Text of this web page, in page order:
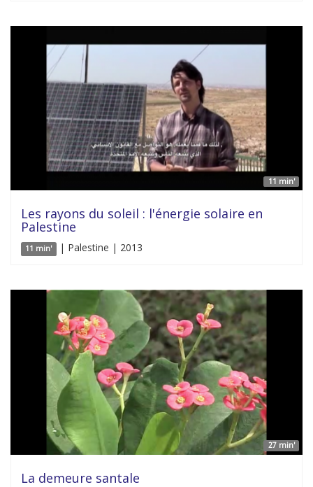
11 min'
Les rayons du soleil : l'énergie solaire en
Palestine
11 min' | Palestine | 2013
27 min'
La demeure santale